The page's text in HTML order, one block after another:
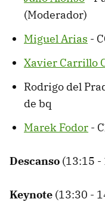
(Moderador)
Miguel Arias -
Xavier Carrillo
Rodrigo del
de bq
Marek Fodor -
Descanso (13:15 -
Keynote (13:30 -